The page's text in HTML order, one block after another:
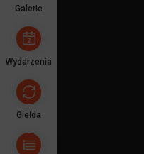
Galerie
Wydarzenia
Giełda